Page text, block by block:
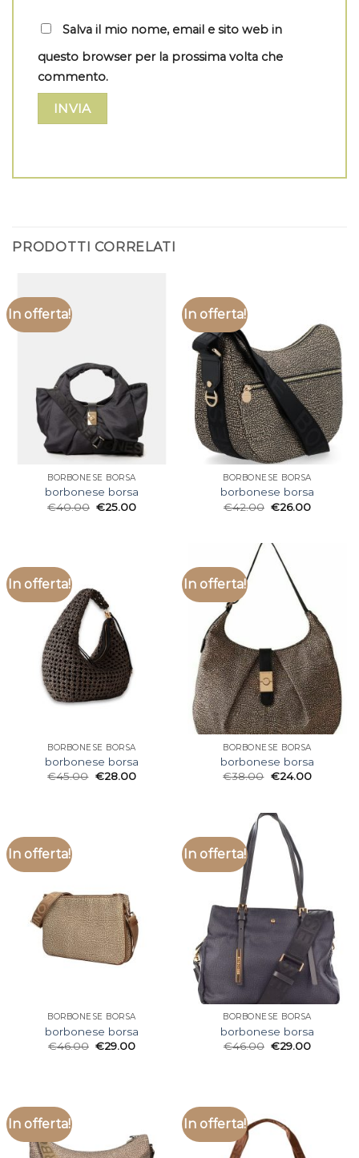
Salva il mio nome, email e sito web in
questo browser per la prossima volta che
commento.
PRODOTTI CORRELATI
In offerta!
BORBONESE BORSA
borbonese borsa
€40.00 €25.00
In offerta!
BORBONESE BORSA
borbonese borsa
€42.00 €26.00
In offerta!
BORBONESE BORSA
borbonese borsa
€45.00 €28.00
In offerta!
BORBONESE BORSA
borbonese borsa
€38.00 €24.00
In offerta!
BORBONESE BORSA
borbonese borsa
€46.00 €29.00
In offerta!
BORBONESE BORSA
borbonese borsa
€46.00 €29.00
In offerta! In offerta!